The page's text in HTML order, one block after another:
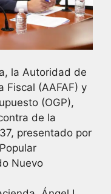
la Autoridad de
Fiscal (AAFAF) y
(OGP),
de la
presentado por
Nuevo